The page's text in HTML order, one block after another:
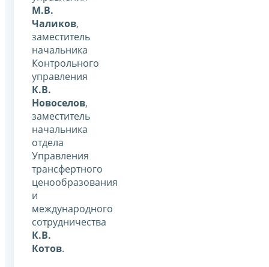
М.В.
Чаликов,
заместитель
начальника
Контрольного
управления
К.В.
Новоселов,
заместитель
начальника
отдела
Управления
трансфертного
ценообразования
и
международного
сотрудничества
К.В.
Котов.